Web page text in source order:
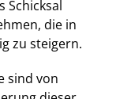
Schicksal
die in
zu steigern.
sind von